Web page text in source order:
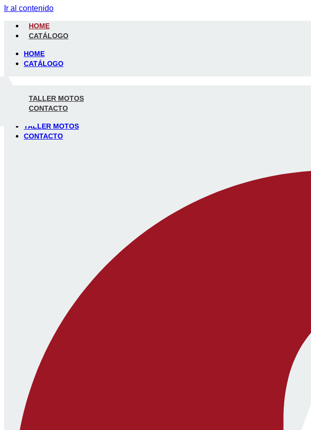
Ir al contenido
HOME
CATÁLOGO
HOME
CATÁLOGO
TALLER MOTOS
CONTACTO
TALLER MOTOS
CONTACTO